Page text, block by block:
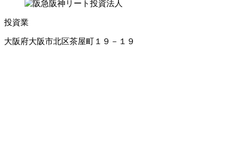
投資業
大阪府大阪市北区茶屋町１９－１９